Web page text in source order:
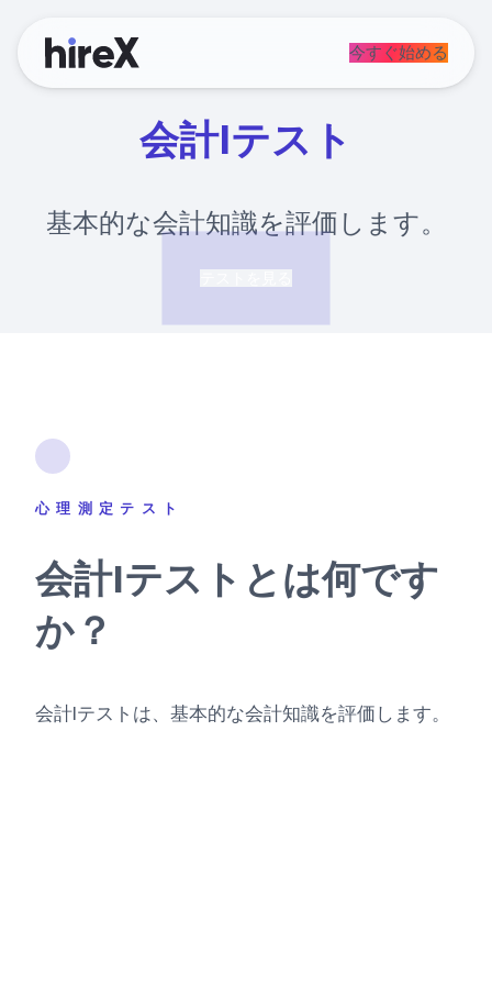
今すぐ始める
会計Iテスト
基本的な会計知識を評価します。
心理測定テスト
会計Iテストとは何です
か？
会計Iテストは、基本的な会計知識を評価します。